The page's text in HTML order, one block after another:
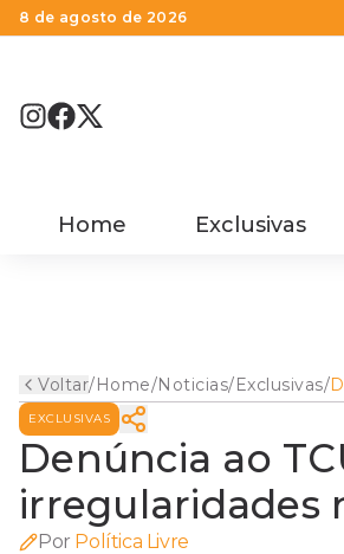
8 de agosto de 2026
Home Exclusivas
Voltar/Home/Noticias/Exclusivas/
EXCLUSIVAS
Denúncia ao
irregularidades
Por Política Livre